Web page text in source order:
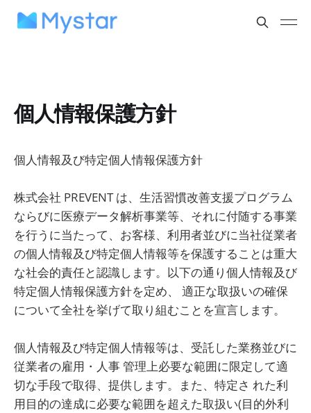
個人情報保護方針
個人情報及び特定個人情報保護方針
株式会社 PREVENT は、生活習慣改善支援プログラム
ならびに医療データ解析事業等、それに付随する事業
を行うに当たって、お客様、利用者並びに当社従業者
の個人情報及び特定個人情報等を保護することは重大
な社会的責任と認識します。以下の通り個人情報及び
特定個人情報保護方針を定め、 適正な取扱いの確保
について全社を挙げて取り組むことを宣言します。
個人情報及び特定個人情報等は、受託した業務並びに
従業者の雇用・人事 管理上必要な範囲に限定して適
切な手段で取得、提供します。また、特定さ れた利
用目的の達成に必要な範囲を超えた取扱い(目的外利